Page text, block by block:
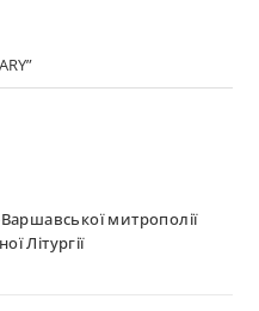
митрополії
Літургії